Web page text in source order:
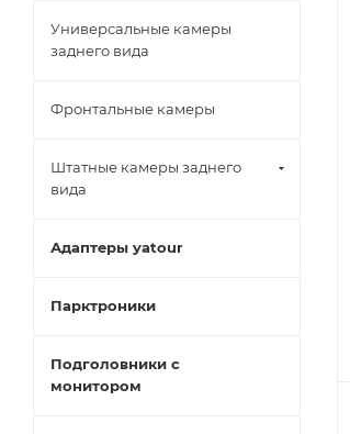
Универсальные камеры
заднего вида
Фронтальные камеры
Штатные камеры заднего
вида
Адаптеры yatour
Парктроники
Подголовники с
монитором